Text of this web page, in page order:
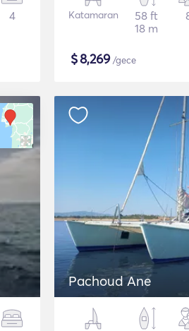
4 Katamaran
58 ft
18 m
$8,269/gece
Pachoud Ane